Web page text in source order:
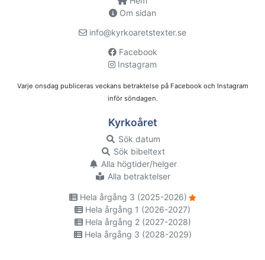
Om sidan
info@kyrkoaretstexter.se
Facebook
Instagram
Varje onsdag publiceras veckans betraktelse på Facebook och Instagram
inför söndagen.
Kyrkoåret
Sök datum
Sök bibeltext
Alla högtider/helger
Alla betraktelser
Hela årgång 3 (2025-2026)
Hela årgång 1 (2026-2027)
Hela årgång 2 (2027-2028)
Hela årgång 3 (2028-2029)